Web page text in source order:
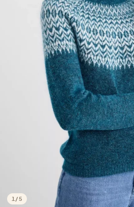
1 /5